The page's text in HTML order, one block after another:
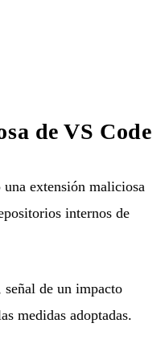
de VS Code
extensión maliciosa
internos de
de un impacto
medidas adoptadas.